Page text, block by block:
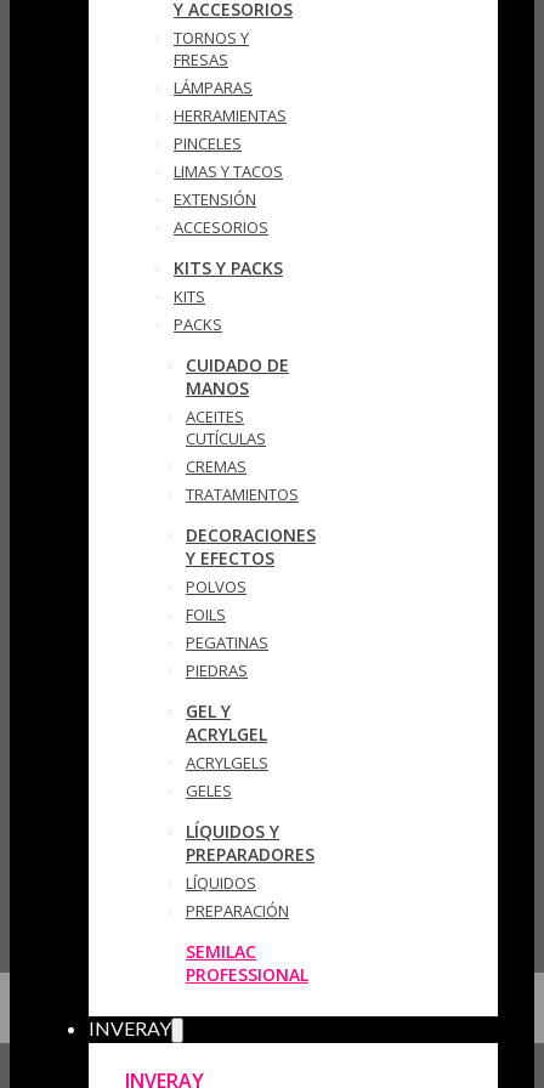
Y ACCESORIOS
TORNOS Y
FRESAS
LÁMPARAS
HERRAMIENTAS
PINCELES
LIMAS Y TACOS
EXTENSIÓN
ACCESORIOS
KITS Y PACKS
KITS
PACKS
CUIDADO DE
MANOS
ACEITES
CUTÍCULAS
CREMAS
TRATAMIENTOS
DECORACIONES
Y EFECTOS
POLVOS
FOILS
PEGATINAS
PIEDRAS
GEL Y
ACRYLGEL
ACRYLGELS
GELES
LÍQUIDOS Y
PREPARADORES
LÍQUIDOS
PREPARACIÓN
SEMILAC
PROFESSIONAL
INVERAY
INVERAY